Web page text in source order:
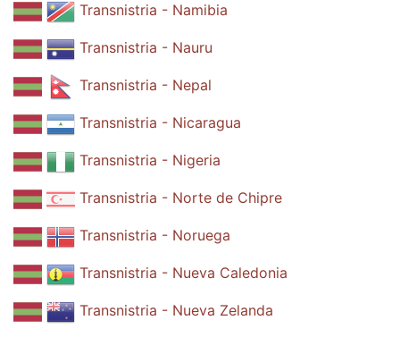
Transnistria - Namibia
Transnistria - Nauru
Transnistria - Nepal
Transnistria - Nicaragua
Transnistria - Nigeria
Transnistria - Norte de Chipre
Transnistria - Noruega
Transnistria - Nueva Caledonia
Transnistria - Nueva Zelanda